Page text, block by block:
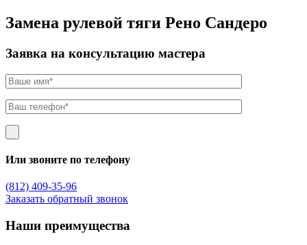
Замена рулевой тяги Рено Сандеро
Заявка на консультацию мастера
Или звоните по телефону
(812) 409-35-96
Заказать обратный звонок
Наши преимущества